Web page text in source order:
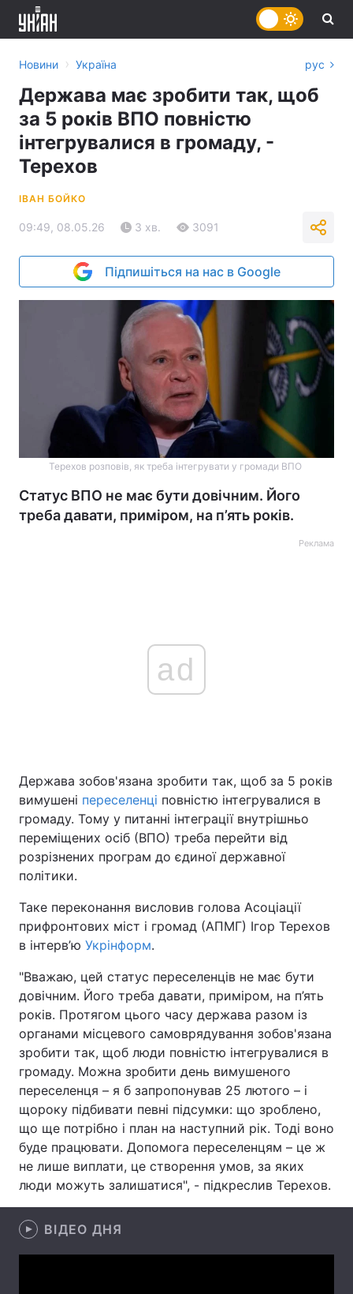
Україна Політика
Економіка Світ
Спорт
Техно і зв'язок Лайт
Зброя
Здоров'я Туризм
Цікавинки Погода
Екологія Регіони
Лонгріди
Відео з Youtube Статті
Інтерв'ю Думки
Архів Вакансії
Контакти
Новини › Україна рус
Держава має зробити так, щоб
за 5 років ВПО повністю
інтегрувалися в громаду, -
Терехов
ІВАН БОЙКО
09:49, 08.05.26 3 хв. 3091
Підпишіться на нас в Google
Терехов розповів, як треба інтегрувати у громади ВПО
Статус ВПО не має бути довічним. Його
треба давати, приміром, на п’ять років.
Реклама
ad
Держава зобов'язана зробити так, щоб за 5 років
вимушені переселенці повністю інтегрувалися в
громаду. Тому у питанні інтеграції внутрішньо
переміщених осіб (ВПО) треба перейти від
розрізнених програм до єдиної державної
політики.
Таке переконання висловив голова Асоціації
прифронтових міст і громад (АПМГ) Ігор Терехов
в інтерв’ю Укрінформ.
"Вважаю, цей статус переселенців не має бути
довічним. Його треба давати, приміром, на п’ять
років. Протягом цього часу держава разом із
органами місцевого самоврядування зобов'язана
зробити так, щоб люди повністю інтегрувалися в
громаду. Можна зробити день вимушеного
переселенця – я б запропонував 25 лютого – і
щороку підбивати певні підсумки: що зроблено,
що ще потрібно і план на наступний рік. Тоді воно
буде працювати. Допомога переселенцям – це ж
не лише виплати, це створення умов, за яких
люди можуть залишатися", - підкреслив Терехов.
ВІДЕО ДНЯ